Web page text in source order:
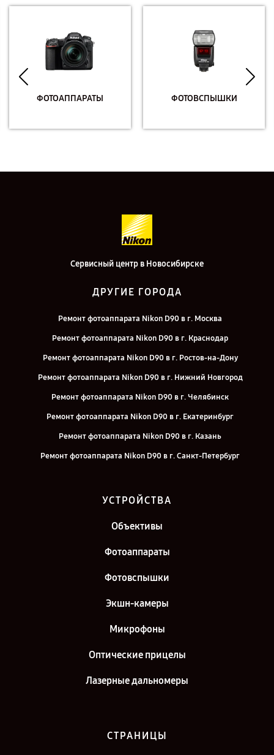
ФОТОАППАРАТЫ ФОТОВСПЫШКИ
Сервисный центр в Новосибирске
ДРУГИЕ ГОРОДА
Ремонт фотоаппарата Nikon D90 в г. Москва
Ремонт фотоаппарата Nikon D90 в г. Краснодар
Ремонт фотоаппарата Nikon D90 в г. Ростов-на-Дону
Ремонт фотоаппарата Nikon D90 в г. Нижний Новгород
Ремонт фотоаппарата Nikon D90 в г. Челябинск
Ремонт фотоаппарата Nikon D90 в г. Екатеринбург
Ремонт фотоаппарата Nikon D90 в г. Казань
Ремонт фотоаппарата Nikon D90 в г. Санкт-Петербург
УСТРОЙСТВА
Объективы
Фотоаппараты
Фотовспышки
Экшн-камеры
Микрофоны
Оптические прицелы
Лазерные дальномеры
СТРАНИЦЫ